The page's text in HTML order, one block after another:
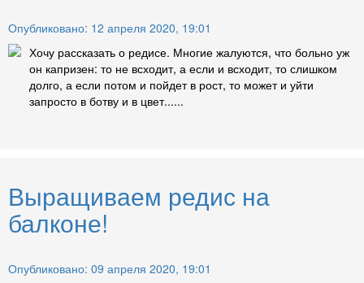
Опубликовано: 12 апреля 2020, 19:01
Хочу рассказать о редисе. Многие жалуются, что больно уж
он капризен: то не всходит, а если и всходит, то слишком
долго, а если потом и пойдет в рост, то может и уйти
запросто в ботву и в цвет......
Выращиваем редис на
балконе!
Опубликовано: 09 апреля 2020, 19:01